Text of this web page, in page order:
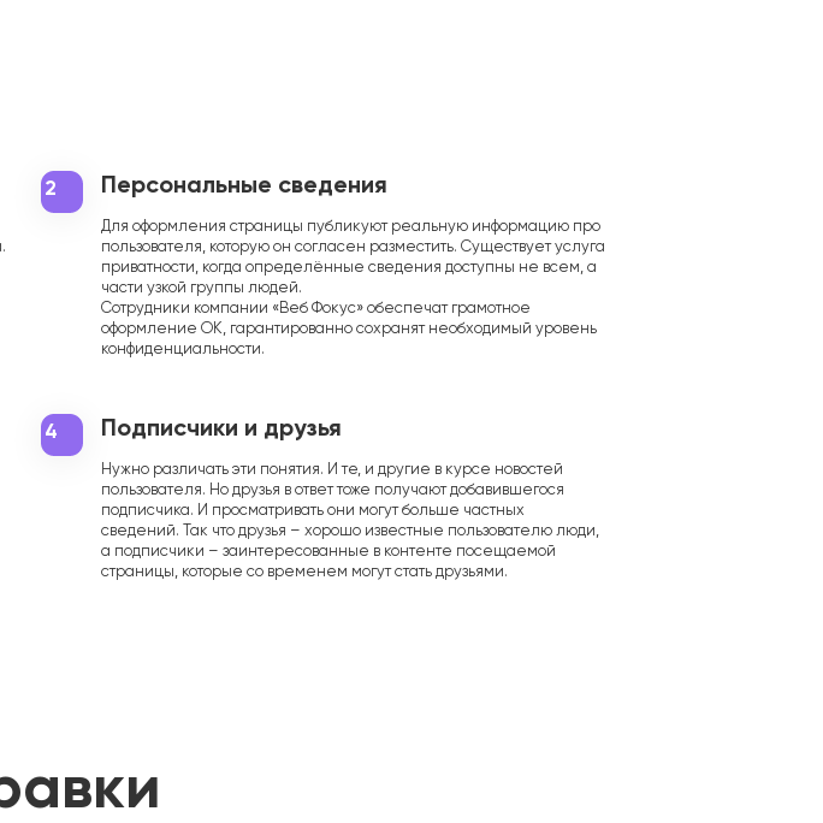
2 Персональные сведения
Для оформления страницы публикуют реальную информацию про
пользователя, которую он согласен разместить. Существует услуга
приватности, когда определённые сведения доступны не всем, а
части узкой группы людей.
Сотрудники компании «Веб Фокус» обеспечат грамотное
оформление ОК, гарантированно сохранят необходимый уровень
конфиденциальности.
4 Подписчики и друзья
Нужно различать эти понятия. И те, и другие в курсе новостей
пользователя. Но друзья в ответ тоже получают добавившегося
подписчика. И просматривать они могут больше частных
сведений. Так что друзья – хорошо известные пользователю люди,
а подписчики – заинтересованные в контенте посещаемой
страницы, которые со временем могут стать друзьями.